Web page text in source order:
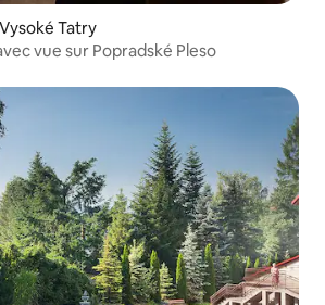
Tatry
vue sur Popradské Pleso